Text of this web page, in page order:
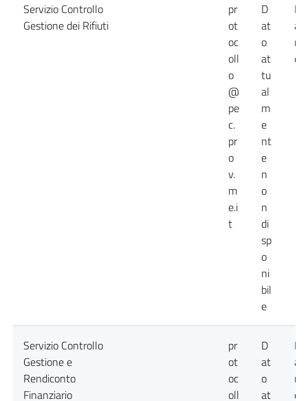
Servizio Controllo
Gestione dei Rifiuti
pr
ot
oc
oll
o
@
pe
c.
pr
o
v.
m
e.i
t
D
at
o
at
tu
al
m
e
nt
e
n
o
n
di
sp
o
ni
bil
e
Servizio Controllo
Gestione e
Rendiconto
Finanziario
pr
ot
oc
oll
D
at
o
at